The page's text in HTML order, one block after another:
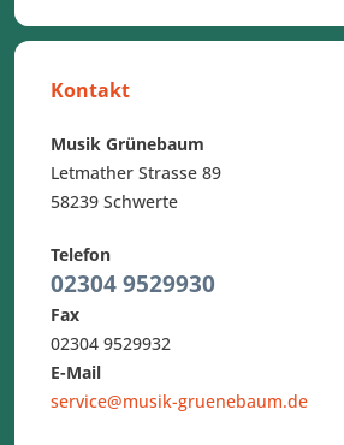
Kontakt
Musik Grünebaum
Letmather Strasse 89
58239 Schwerte
Telefon
02304 9529930
Fax
02304 9529932
E-Mail
service@musik-gruenebaum.de